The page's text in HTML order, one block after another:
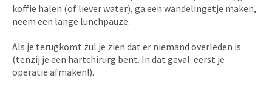
koffie halen (of liever water), ga een wandelingetje maken,
neem een lange lunchpauze.
Als je terugkomt zul je zien dat er niemand overleden is
(tenzij je een hartchirurg bent. In dat geval: eerst je
operatie afmaken!).